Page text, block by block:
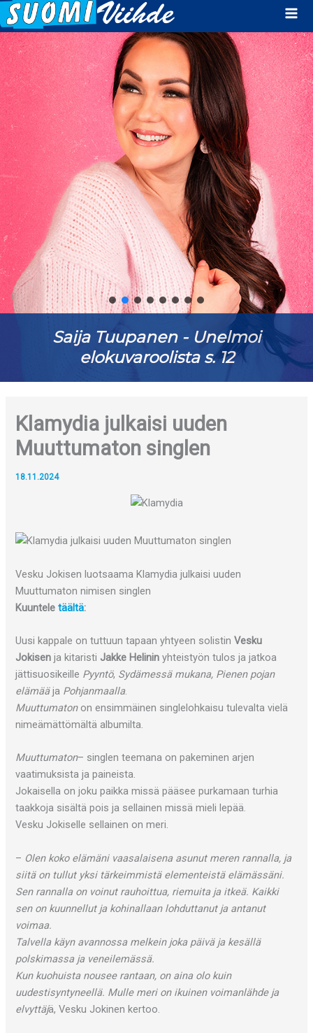
Saija Tuupanen - Unelmoi
elokuvaroolista s. 12
Klamydia julkaisi uuden
Muuttumaton singlen
18.11.2024
Vesku Jokisen luotsaama Klamydia julkaisi uuden
Muuttumaton nimisen singlen
Kuunteletäältä:
Uusi kappale on tuttuun tapaan yhtyeen solistin Vesku
Jokisen ja kitaristi Jakke Helinin yhteistyön tulos ja jatkoa
jättisuosikeille Pyyntö, Sydämessä mukana, Pienen pojan
elämääja Pohjanmaalla.
Muuttumatonon ensimmäinen singlelohkaisu tulevalta vielä
nimeämättömältä albumilta.
Muuttumaton– singlen teemana on pakeminen arjen
vaatimuksista ja paineista.
Jokaisella on joku paikka missä pääsee purkamaan turhia
taakkoja sisältä pois ja sellainen missä mieli lepää.
Vesku Jokiselle sellainen on meri.
– Olen koko elämäni vaasalaisena asunut meren rannalla, ja
siitä on tullut yksi tärkeimmistä elementeistä elämässäni.
Sen rannalla on voinut rauhoittua, riemuita ja itkeä. Kaikki
sen on kuunnellut ja kohinallaan lohduttanut ja antanut
voimaa.
Talvella käyn avannossa melkein joka päivä ja kesällä
polskimassa ja veneilemässä.
Kun kuohuista nousee rantaan, on aina olo kuin
uudestisyntyneellä. Mulle meri on ikuinen voimanlähde ja
elvyttäjä, Vesku Jokinen kertoo.